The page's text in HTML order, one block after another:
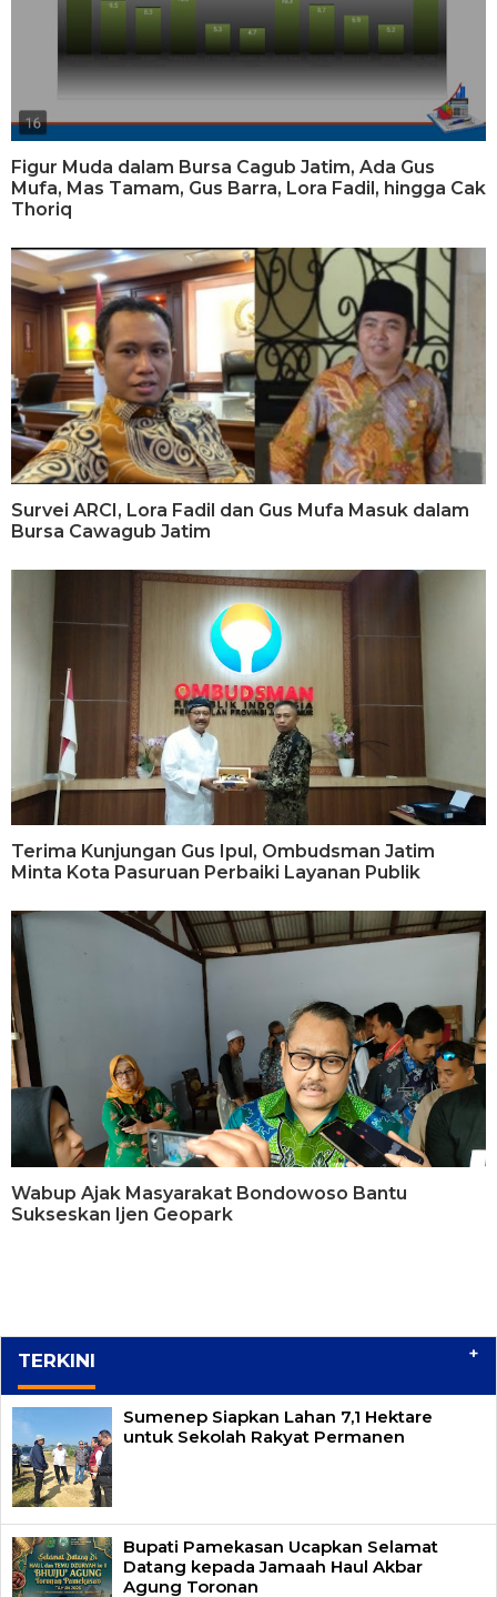
Figur Muda dalam Bursa Cagub Jatim, Ada Gus
Mufa, Mas Tamam, Gus Barra, Lora Fadil, hingga Cak
Thoriq
Survei ARCI, Lora Fadil dan Gus Mufa Masuk dalam
Bursa Cawagub Jatim
Terima Kunjungan Gus Ipul, Ombudsman Jatim
Minta Kota Pasuruan Perbaiki Layanan Publik
Wabup Ajak Masyarakat Bondowoso Bantu
Sukseskan Ijen Geopark
TERKINI +
Sumenep Siapkan Lahan 7,1 Hektare
untuk Sekolah Rakyat Permanen
Bupati Pamekasan Ucapkan Selamat
Datang kepada Jamaah Haul Akbar
Agung Toronan